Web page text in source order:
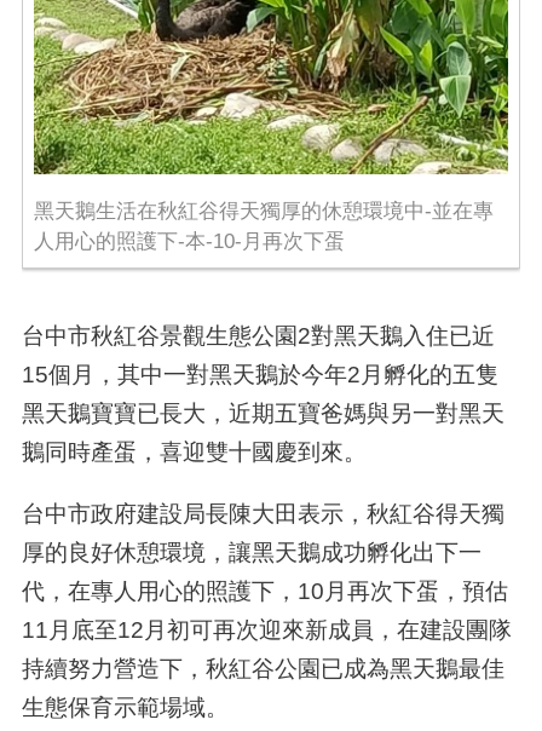
黑天鵝生活在秋紅谷得天獨厚的休憩環境中-並在專
人用心的照護下-本-10-月再次下蛋
台中市秋紅谷景觀生態公園2對黑天鵝入住已近
15個月，其中一對黑天鵝於今年2月孵化的五隻
黑天鵝寶寶已長大，近期五寶爸媽與另一對黑天
鵝同時產蛋，喜迎雙十國慶到來。
台中市政府建設局長陳大田表示，秋紅谷得天獨
厚的良好休憩環境，讓黑天鵝成功孵化出下一
代，在專人用心的照護下，10月再次下蛋，預估
11月底至12月初可再次迎來新成員，在建設團隊
持續努力營造下，秋紅谷公園已成為黑天鵝最佳
生態保育示範場域。